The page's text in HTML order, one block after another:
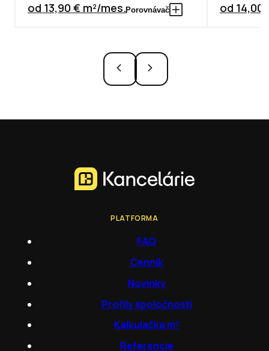
od 13,90 € m²/mes.Porovnávač od 14,00
PLATFORMA
FAQ
Cenník
Novinky
Profily spoločností
Kalkulačka m²
Referencie